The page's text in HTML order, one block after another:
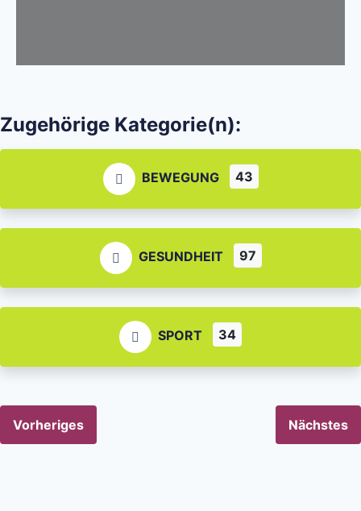
Zugehörige Kategorie(n):
BEWEGUNG 43
GESUNDHEIT 97
SPORT 34
Vorheriges Nächstes